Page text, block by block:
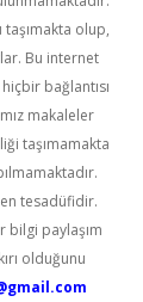
olup,
Bu internet
bağlantısı
makaleler
taşımamakta
tesadüfidir.
bilgi paylaşım
olduğunu